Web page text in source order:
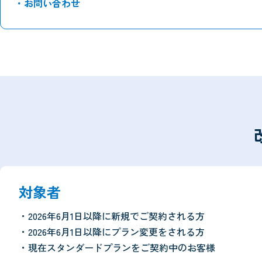
・お問い合わせ
対象者
・2026年6月1日以降に新規でご契約される方
・2026年6月1日以降にプラン変更をされる方
・現在スタンダードプランをご契約中のお客様